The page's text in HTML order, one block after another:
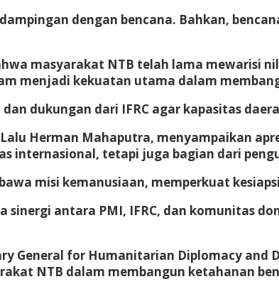
dengan bencana. Bahkan,
masyarakat NTB telah lama mewarisi
menjadi kekuatan utama dalam
dukungan dari IFRC agar kapasitas
Herman Mahaputra, menyampaikan
internasional, tetapi juga bagian dari
misi kemanusiaan, memperkuat
sinergi antara PMI, IFRC, dan komunitas
General for Humanitarian Diplomacy
NTB dalam membangun ketahanan